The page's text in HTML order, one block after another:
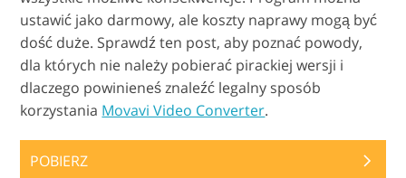
ustawić jako darmowy, ale koszty naprawy mogą być
dość duże. Sprawdź ten post, aby poznać powody,
dla których nie należy pobierać pirackiej wersji i
dlaczego powinieneś znaleźć legalny sposób
korzystania Movavi Video Converter.
POBIERZ